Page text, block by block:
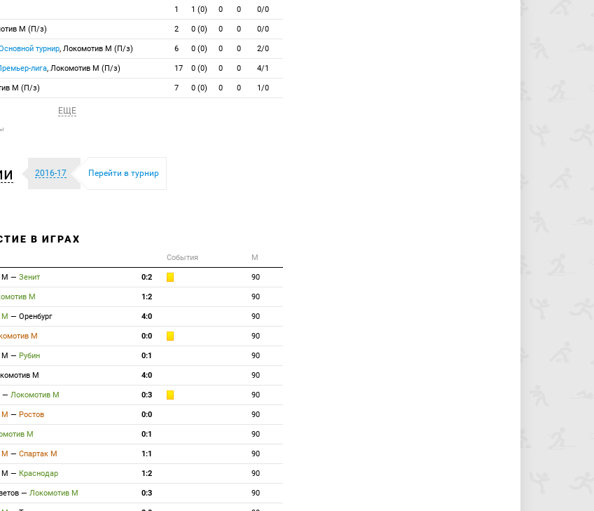
1 1 (0) 0 0 0/0
М (П/з) 2 0 (0) 0 0 0/0
турнир, Локомотив М (П/з) 6 0 (0) 0 0 2/0
лига, Локомотив М (П/з) 17 0 (0) 0 0 4/1
М (П/з) 7 0 (0) 0 0 1/0
ЕЩЕ
2016-17 Перейти в турнир
В ИГРАХ
События М
М — Зенит 0:2 90
М 1:2 90
М — Оренбург 4:0 90
М 0:0 90
М — Рубин 0:1 90
М 4:0 90
— Локомотив М 0:3 90
М — Ростов 0:0 90
М 0:1 90
М — Спартак М 1:1 90
М — Краснодар 1:2 90
— Локомотив М 0:3 90